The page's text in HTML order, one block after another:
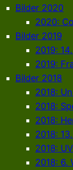
Bilder 2020
2020:
Bilder 2019
2019:
2019:
Bilder 2018
2018:
2018:
2018:
2018:
2018:
2018: 6.